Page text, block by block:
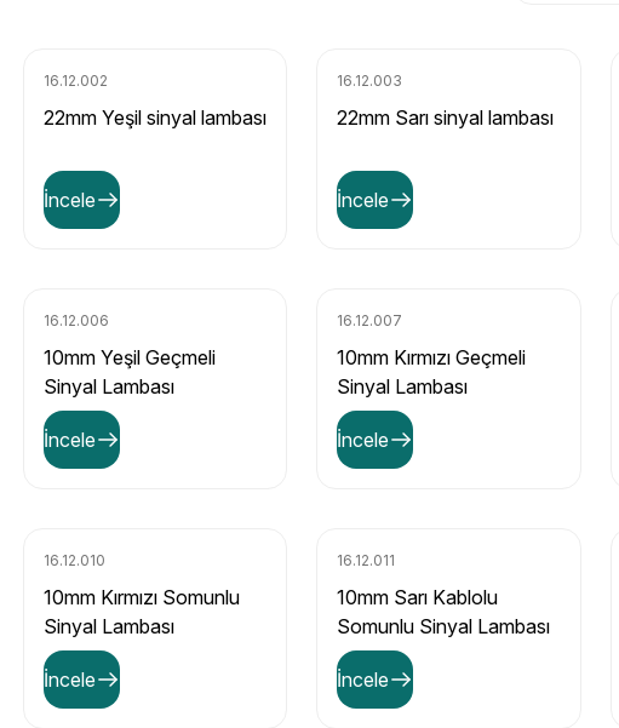
16.12.002
22mm Yeşil sinyal lambası
İncele
16.12.003
22mm Sarı sinyal lambası
İncele
16.12.006
10mm Yeşil Geçmeli
Sinyal Lambası
İncele
16.12.007
10mm Kırmızı Geçmeli
Sinyal Lambası
İncele
16.12.010
10mm Kırmızı Somunlu
Sinyal Lambası
İncele
16.12.011
10mm Sarı Kablolu
Somunlu Sinyal Lambası
İncele